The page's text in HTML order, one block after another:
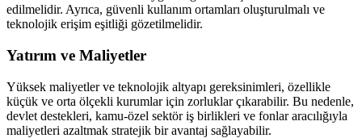
edilmelidir. Ayrıca, güvenli kullanım ortamları oluşturulmalı ve
teknolojik erişim eşitliği gözetilmelidir.
Yatırım ve Maliyetler
Yüksek maliyetler ve teknolojik altyapı gereksinimleri, özellikle
küçük ve orta ölçekli kurumlar için zorluklar çıkarabilir. Bu nedenle,
devlet destekleri, kamu-özel sektör iş birlikleri ve fonlar aracılığıyla
maliyetleri azaltmak stratejik bir avantaj sağlayabilir.